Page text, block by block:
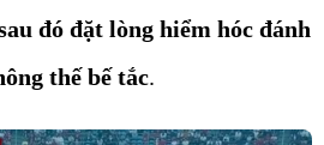
đó đặt lòng hiểm hóc đánh
thế bế tắc.